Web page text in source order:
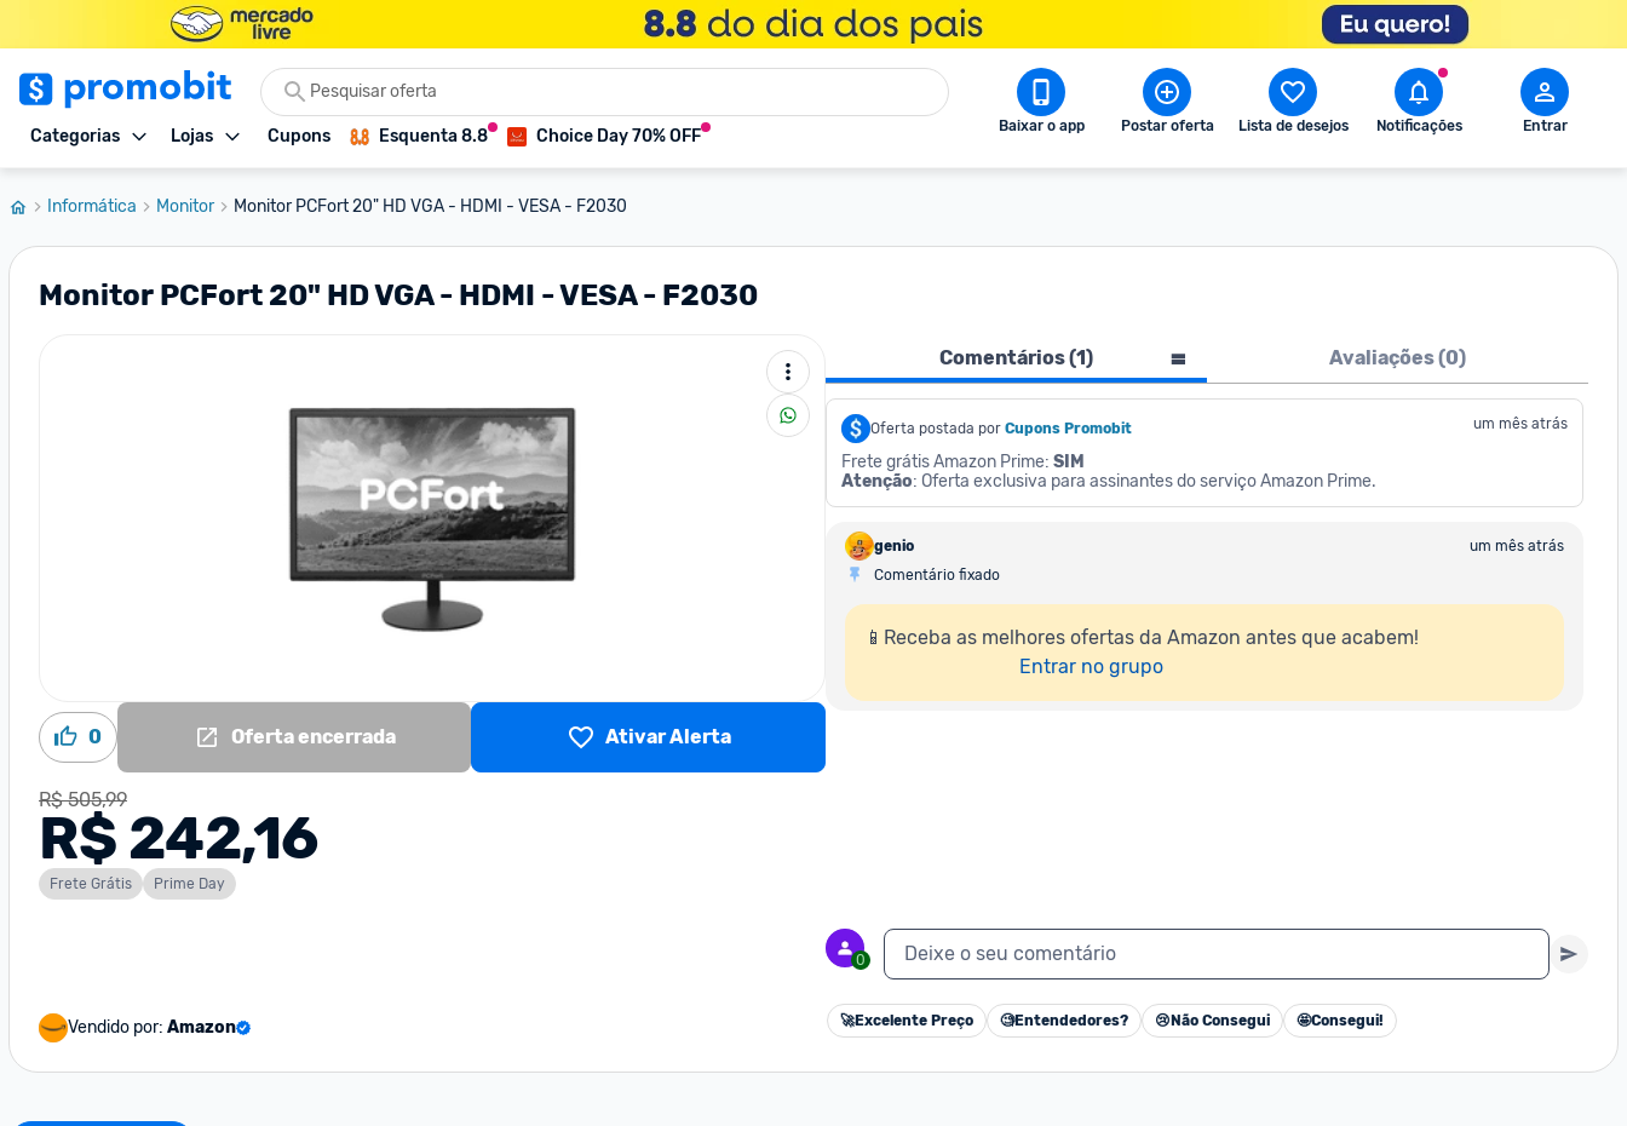
Categorias Lojas Cupons Esquenta 8.8 Choice Day 70% OFF Baixar o app Postar oferta Lista de desejos Notificações Entrar
Informática Monitor Monitor PCFort 20" HD VGA - HDMI - VESA - F2030
Monitor PCFort 20" HD VGA - HDMI - VESA - F2030
0 Oferta encerrada Ativar Alerta
R$ 505,99
R$ 242,16
Frete Grátis Prime Day
Vendido por: Amazon
Comentários (1) Avaliações (0)
Oferta postada por Cupons Promobit um mês atrás
Frete grátis Amazon Prime: SIM
Atenção: Oferta exclusiva para assinantes do serviço Amazon Prime.
genio
um mês atrás
Comentário fixado
📱Receba as melhores ofertas da Amazon antes que acabem!
Entrar no grupo
0 Deixe o seu comentário
🚀Excelente Preço 🧐Entendedores? 😢 Não Consegui 🤩Consegui!